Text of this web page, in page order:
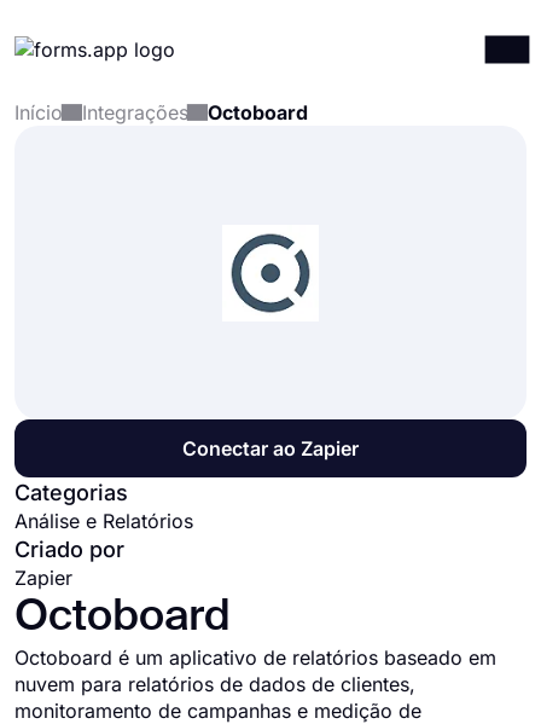
Produtos
Início Integrações Octoboard
Conectar ao Zapier
Categorias
Análise e Relatórios
Criado por
Zapier
Octoboard
Octoboard é um aplicativo de relatórios baseado em
nuvem para relatórios de dados de clientes,
monitoramento de campanhas e medição de